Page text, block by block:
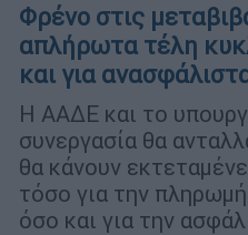
Φρένο στις
απλήρωτα τέλη
και για
Η ΑΑΔΕ και το
συνεργασία θα
θα κάνουν
τόσο για την
όσο και για την